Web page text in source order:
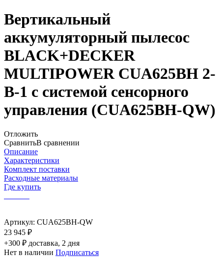
Вертикальный
аккумуляторный пылесос
BLACK+DECKER
MULTIPOWER CUA625BH 2-
В-1 с системой сенсорного
управления (CUA625BH-QW)
Отложить
СравнитьВ сравнении
Описание
Характеристики
Комплект поставки
Расходные материалы
Где купить
Артикул: CUA625BH-QW
23 945 ₽
+300 ₽ доставка, 2 дня
Нет в наличии Подписаться